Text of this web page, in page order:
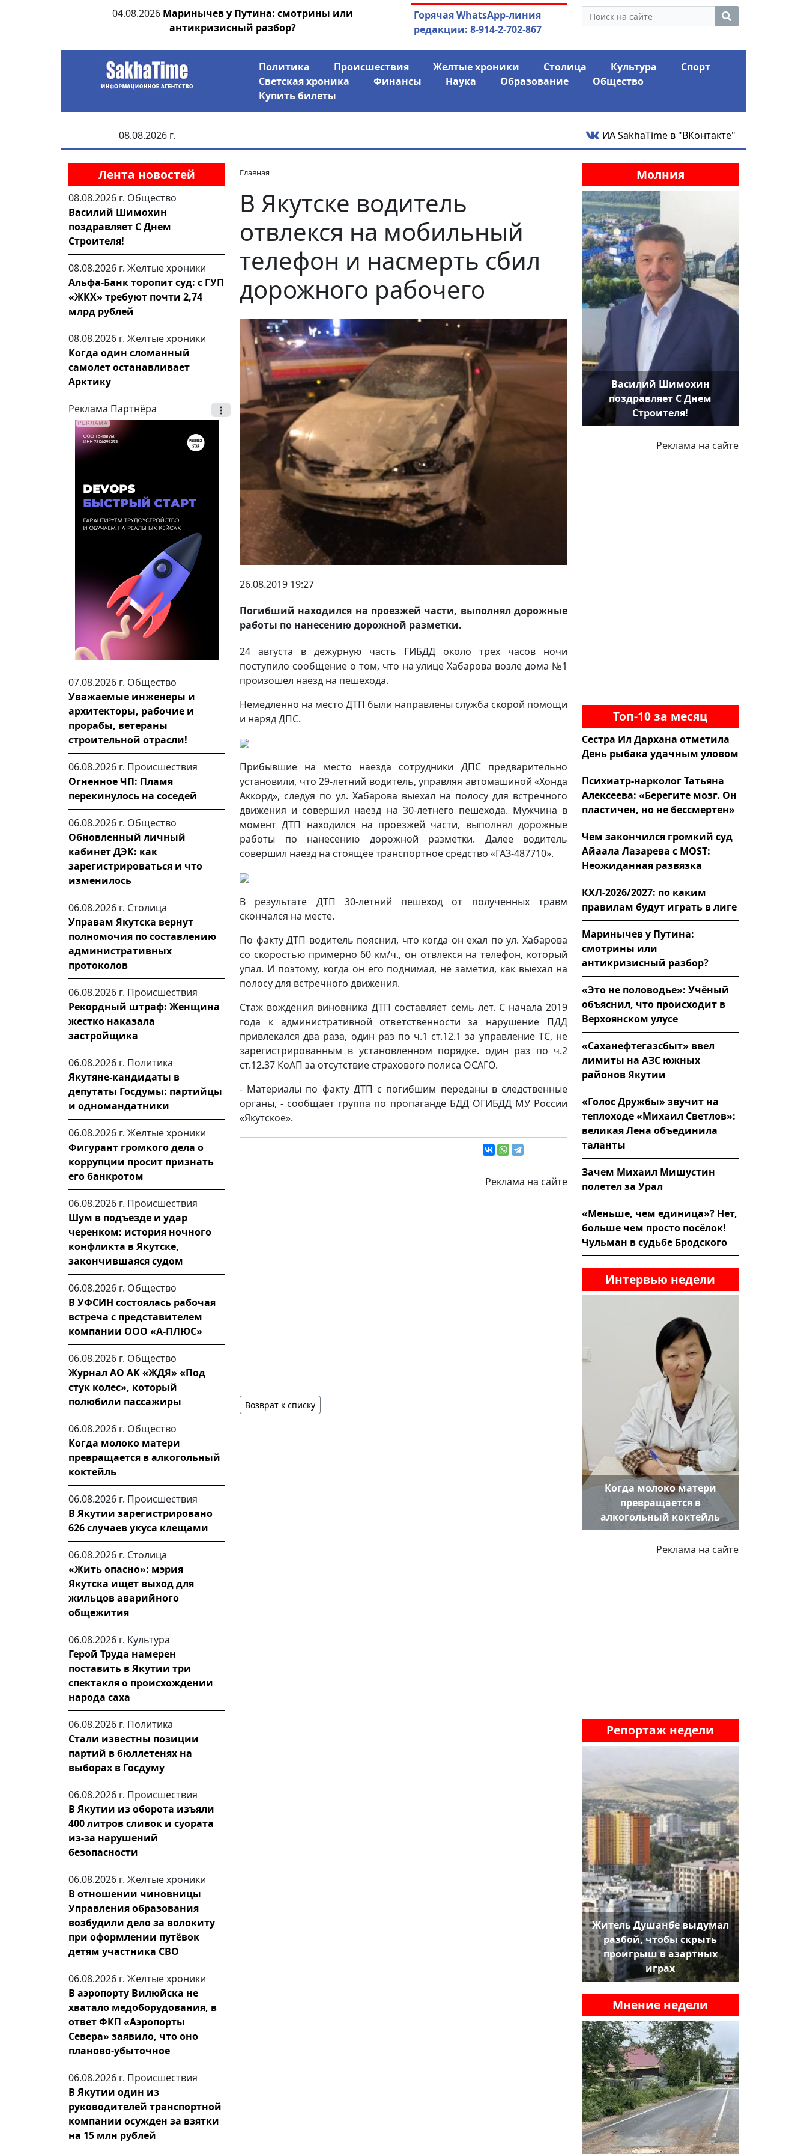
04.08.2026 Маринычев у Путина: смотрины или
антикризисный разбор?
04.08.2026Маски сброшены: экс-депутат Ил Тумэна
заявил о «колониальном сапоге» России
05.08.2026
Горячая WhatsApp-линия
редакции: 8-914-2-702-867
Политика Происшествия Желтые хроники Столица Культура
Спорт
Светская хроника
Финансы Наука Образование
Общество
Купить билеты
08.08.2026 г. ИА SakhaTime в "ВКонтакте"
Лента новостей
08.08.2026 г. Общество
Василий Шимохин
поздравляет С Днем
Строителя!
08.08.2026 г. Желтые хроники
Альфа-Банк торопит суд: с ГУП
«ЖКХ» требуют почти 2,74
млрд рублей
08.08.2026 г. Желтые хроники
Когда один сломанный
самолет останавливает
Арктику
Реклама Партнёра
07.08.2026 г. Общество
Уважаемые инженеры и
архитекторы, рабочие и
прорабы, ветераны
строительной отрасли!
06.08.2026 г. Происшествия
Огненное ЧП: Пламя
перекинулось на соседей
06.08.2026 г. Общество
Обновленный личный
кабинет ДЭК: как
зарегистрироваться и что
изменилось
06.08.2026 г. Столица
Управам Якутска вернут
полномочия по составлению
административных
протоколов
06.08.2026 г. Происшествия
Рекордный штраф: Женщина
жестко наказала
застройщика
06.08.2026 г. Политика
Якутяне-кандидаты в
депутаты Госдумы: партийцы
и одномандатники
06.08.2026 г. Желтые хроники
Фигурант громкого дела о
коррупции просит признать
его банкротом
06.08.2026 г. Происшествия
Шум в подъезде и удар
черенком: история ночного
конфликта в Якутске,
закончившаяся судом
06.08.2026 г. Общество
В УФСИН состоялась рабочая
встреча с представителем
компании ООО «А-ПЛЮС»
06.08.2026 г. Общество
Журнал АО АК «ЖДЯ» «Под
стук колес», который
полюбили пассажиры
06.08.2026 г. Общество
Когда молоко матери
превращается в алкогольный
коктейль
06.08.2026 г. Происшествия
В Якутии зарегистрировано
626 случаев укуса клещами
06.08.2026 г. Столица
«Жить опасно»: мэрия
Якутска ищет выход для
жильцов аварийного
общежития
06.08.2026 г. Культура
Герой Труда намерен
поставить в Якутии три
спектакля о происхождении
народа саха
06.08.2026 г. Политика
Стали известны позиции
партий в бюллетенях на
выборах в Госдуму
06.08.2026 г. Происшествия
В Якутии из оборота изъяли
400 литров сливок и суората
из-за нарушений
безопасности
06.08.2026 г. Желтые хроники
В отношении чиновницы
Управления образования
возбудили дело за волокиту
при оформлении путёвок
детям участника СВО
06.08.2026 г. Желтые хроники
В аэропорту Вилюйска не
хватало медоборудования, в
ответ ФКП «Аэропорты
Севера» заявило, что оно
планово-убыточное
06.08.2026 г. Происшествия
В Якутии один из
руководителей транспортной
компании осужден за взятки
на 15 млн рублей
Главная
В Якутске водитель
отвлекся на мобильный
телефон и насмерть сбил
дорожного рабочего
26.08.2019 19:27
Погибший находился на проезжей части, выполнял дорожные
работы по нанесению дорожной разметки.
24 августа в дежурную часть ГИБДД около трех часов ночи
поступило сообщение о том, что на улице Хабарова возле дома №1
произошел наезд на пешехода.
Немедленно на место ДТП были направлены служба скорой помощи
и наряд ДПС.
Прибывшие на место наезда сотрудники ДПС предварительно
установили, что 29-летний водитель, управляя автомашиной «Хонда
Аккорд», следуя по ул. Хабарова выехал на полосу для встречного
движения и совершил наезд на 30-летнего пешехода. Мужчина в
момент ДТП находился на проезжей части, выполнял дорожные
работы по нанесению дорожной разметки. Далее водитель
совершил наезд на стоящее транспортное средство «ГАЗ-487710».
В результате ДТП 30-летний пешеход от полученных травм
скончался на месте.
По факту ДТП водитель пояснил, что когда он ехал по ул. Хабарова
со скоростью примерно 60 км/ч., он отвлекся на телефон, который
упал. И поэтому, когда он его поднимал, не заметил, как выехал на
полосу для встречного движения.
Стаж вождения виновника ДТП составляет семь лет. С начала 2019
года к административной ответственности за нарушение ПДД
привлекался два раза, один раз по ч.1 ст.12.1 за управление ТС, не
зарегистрированным в установленном порядке. один раз по ч.2
ст.12.37 КоАП за отсутствие страхового полиса ОСАГО.
- Материалы по факту ДТП с погибшим переданы в следственные
органы, - сообщает группа по пропаганде БДД ОГИБДД МУ России
«Якутское».
Реклама на сайте
Возврат к списку
Молния
Василий Шимохин
поздравляет С Днем
Строителя!
Реклама на сайте
Топ-10 за месяц
Сестра Ил Дархана отметила
День рыбака удачным уловом
Психиатр-нарколог Татьяна
Алексеева: «Берегите мозг. Он
пластичен, но не бессмертен»
Чем закончился громкий суд
Айаала Лазарева с MOST:
Неожиданная развязка
КХЛ-2026/2027: по каким
правилам будут играть в лиге
Маринычев у Путина:
смотрины или
антикризисный разбор?
«Это не половодье»: Учёный
объяснил, что происходит в
Верхоянском улусе
«Саханефтегазсбыт» ввел
лимиты на АЗС южных
районов Якутии
«Голос Дружбы» звучит на
теплоходе «Михаил Светлов»:
великая Лена объединила
таланты
Зачем Михаил Мишустин
полетел за Урал
«Меньше, чем единица»? Нет,
больше чем просто посёлок!
Чульман в судьбе Бродского
Интервью недели
Когда молоко матери
превращается в
алкогольный коктейль
Реклама на сайте
Репортаж недели
Житель Душанбе выдумал
разбой, чтобы скрыть
проигрыш в азартных
играх
Мнение недели